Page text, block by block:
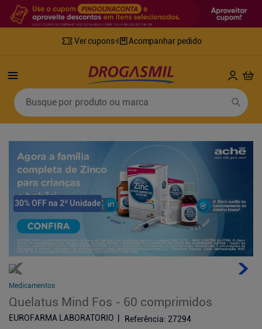
Ver cupons Acompanhar pedido
Busque por produto ou marca
30% OFF na 2ª Unidade
Medicamentos
Quelatus Mind Fos - 60 comprimidos
EUROFARMA LABORATORIO Referência: 27294
Termos mais buscados
retinol
4º
fralda geriatrica
5º desodorante
8º
9º
fralda xg
10º shampoo